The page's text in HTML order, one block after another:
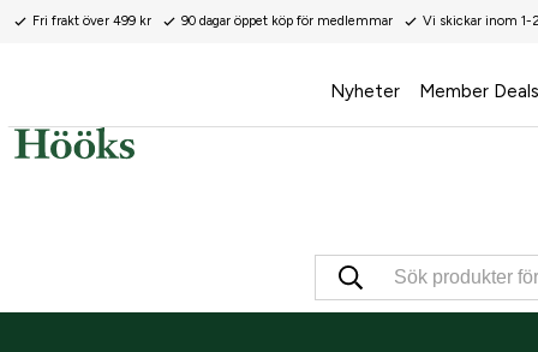
Fri frakt över 499 kr 90 dagar öppet köp för medlemmar Vi skickar inom 1-
Nyheter Member Deals